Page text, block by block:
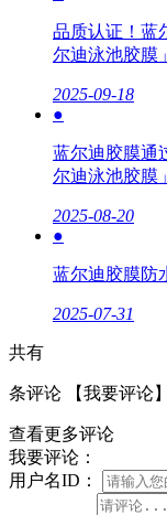
品质认证！蓝
尔迪泳池胶膜」
2025-09-18
●
蓝尔迪胶膜通
尔迪泳池胶膜」
2025-08-20
●
蓝尔迪胶膜防
2025-07-31
共有
条评论 【我要评论】
查看更多评论
我要评论：
用户名ID：